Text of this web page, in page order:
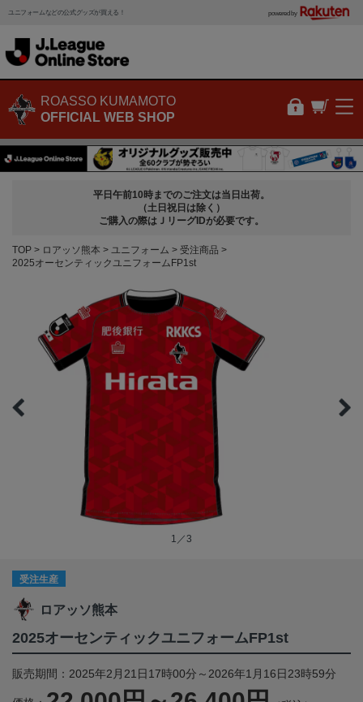
ユニフォームなどの公式グッズが買える！ powered by
ROASSO KUMAMOTO
OFFICIAL WEB SHOP
平日午前10時までのご注文は当日出荷。
（土日祝日は除く）
ご購入の際はＪリーグIDが必要です。
TOP ロアッソ熊本 ユニフォーム
受注商品
2025オーセンティックユニフォームFP1st
1／3
受注生産
ロアッソ熊本
2025オーセンティックユニフォームFP1st
販売期間：2025年2月21日17時00分～2026年1月16日23時59分